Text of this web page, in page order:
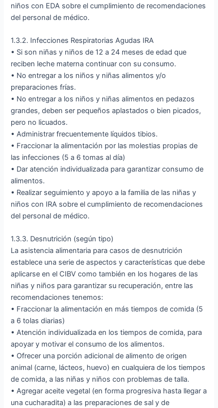
niños con EDA sobre el cumplimiento de recomendaciones
del personal de médico.
1.3.2. Infecciones Respiratorias Agudas IRA
• Si son niñas y niños de 12 a 24 meses de edad que
reciben leche materna continuar con su consumo.
• No entregar a los niños y niñas alimentos y/o
preparaciones frías.
• No entregar a los niños y niñas alimentos en pedazos
grandes, deben ser pequeños aplastados o bien picados,
pero no licuados.
• Administrar frecuentemente líquidos tibios.
• Fraccionar la alimentación por las molestias propias de
las infecciones (5 a 6 tomas al día)
• Dar atención individualizada para garantizar consumo de
alimentos.
• Realizar seguimiento y apoyo a la familia de las niñas y
niños con IRA sobre el cumplimiento de recomendaciones
del personal de médico.
1.3.3. Desnutrición (según tipo)
La asistencia alimentaria para casos de desnutrición
establece una serie de aspectos y características que debe
aplicarse en el CIBV como también en los hogares de las
niñas y niños para garantizar su recuperación, entre las
recomendaciones tenemos:
• Fraccionar la alimentación en más tiempos de comida (5
a 6 tolas diarias)
• Atención individualizada en los tiempos de comida, para
apoyar y motivar el consumo de los alimentos.
• Ofrecer una porción adicional de alimento de origen
animal (carne, lácteos, huevo) en cualquiera de los tiempos
de comida, a las niñas y niños con problemas de talla.
• Agregar aceite vegetal (en forma progresiva hasta llegar a
una cucharadita) a las preparaciones de sal y de